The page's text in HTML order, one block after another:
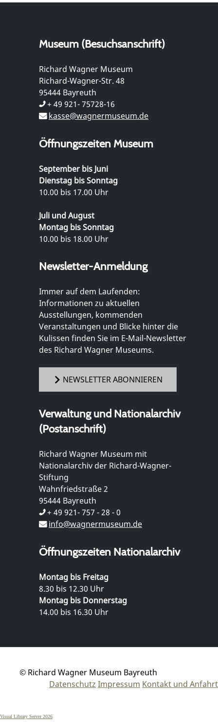
Museum (Besuchsanschrift)
Richard Wagner Museum
Richard-Wagner-Str. 48
95444 Bayreuth
+ 49 921- 75728-16
kasse@wagnermuseum.de
Öffnungszeiten Museum
September bis Juni
Dienstag bis Sonntag
10.00 bis 17.00 Uhr
Juli und August
Montag bis Sonntag
10.00 bis 18.00 Uhr
Newsletter-Anmeldung
Immer auf dem Laufenden:
Informationen zu aktuellen
Ausstellungen, kommenden
Veranstaltungen und Blicke hinter die
Kulissen finden Sie im E-Mail-Newsletter
des Richard Wagner Museums.
NEWSLETTER ABONNIEREN
Verwaltung und Nationalarchiv
(Postanschrift)
Richard Wagner Museum mit
Nationalarchiv der Richard-Wagner-
Stiftung
Wahnfriedstraße 2
95444 Bayreuth
+ 49 921- 757 - 28 - 0
info@wagnermuseum.de
Öffnungszeiten Nationalarchiv
Montag bis Freitag
8.30 bis 12.30 Uhr
Montag bis Donnerstag
14.00 bis 16.30 Uhr
© Richard Wagner Museum Bayreuth
Datenschutz Impressum Kontakt und Anfahrt
Visual Library Server 2026